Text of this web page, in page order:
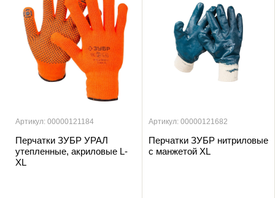
Артикул: 00000121184
Перчатки ЗУБР УРАЛ
утепленные, акриловые L-
XL
Артикул: 00000121682
Перчатки ЗУБР нитриловые
с манжетой XL